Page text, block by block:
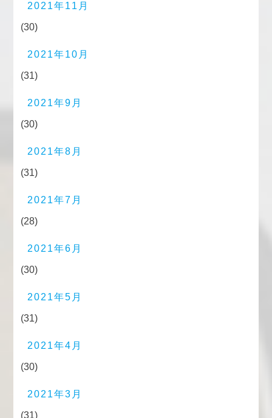
2021年11月
(30)
2021年10月
(31)
2021年9月
(30)
2021年8月
(31)
2021年7月
(28)
2021年6月
(30)
2021年5月
(31)
2021年4月
(30)
2021年3月
(31)